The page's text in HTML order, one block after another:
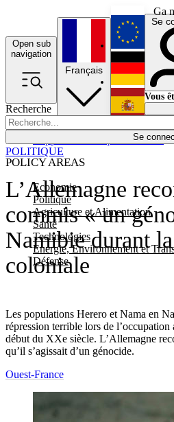
Ga
Open sub
navigation
Recherche
Se
POLICY AREAS
Economie
Politique
Agriculture et Alimentation
Santé
Technologies
Energie, Environnement et
Défense
Économie
Français
English
Deutsch
Se
Vous
L’Allemagne
commis « un
Namibie durant
coloniale
Les populations Herero et Nama en
répression terrible lors de l’occupation
début du XXe siècle. L’Allemagne
qu’il s’agissait d’un génocide.
POLITIQUE
Ouest-France